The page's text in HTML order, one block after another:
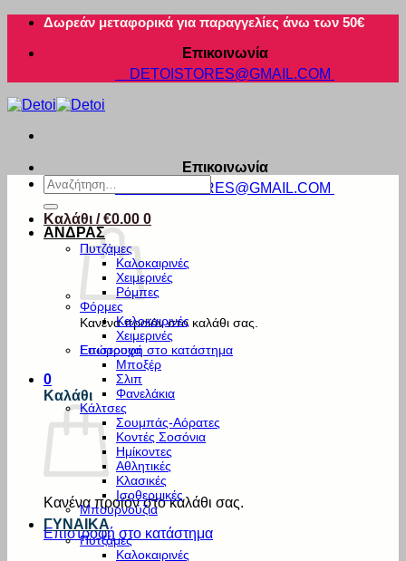
Μετάβαση
περιεχόμενο
Δωρεάν μεταφορικά για παραγγελίες άνω των 50€
Επικοινωνία
DETOISTORES@GMAIL.COM
Επικοινωνία
DETOISTORES@GMAIL.COM
Καλάθι /€0.00 0
Κανένα προϊόν στο καλάθι σας.
Επιστροφή στο κατάστημα
0
Καλάθι
Κανένα προϊόν στο καλάθι σας.
Επιστροφή στο κατάστημα
Αναζήτηση
για:
ΑΝΔΡΑΣ
Πυτζάμες
Καλοκαιρινές
Χειμερινές
Ρόμπες
Φόρμες
Καλοκαιρινές
Χειμερινές
Εσώρουχα
Μποξέρ
Σλιπ
Φανελάκια
Κάλτσες
Σουμπάς-Αόρατες
Κοντές Σοσόνια
Ημίκοντες
Αθλητικές
Κλασικές
Ισοθερμικές
Μπουρνούζια
ΓΥΝΑΙΚΑ
Πυτζάμες
Καλοκαιρινές